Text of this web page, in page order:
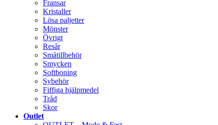
Fransar
Kristaller
Lösa paljetter
Mönster
Övrigt
Resår
Småtillbehör
Smycken
Softboning
Sybehör
Fiffiga hjälpmedel
Tråd
Skor
Outlet